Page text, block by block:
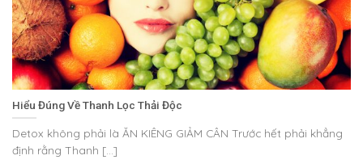
Hiểu Đúng Về Thanh Lọc Thải Độc
Detox không phải là ĂN KIÊNG GIẢM CÂN Trước hết phải khẳng
định rằng Thanh [...]